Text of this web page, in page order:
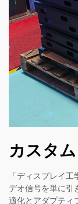
カスタ
「ディスプレイ
デオ信号を単に引
適化とアダプティ